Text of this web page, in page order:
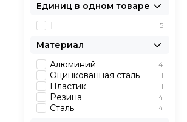
Единиц в одном товаре
1
5
Материал
Алюминий
4
Оцинкованная сталь 1
Пластик 1
Резина 4
Сталь 4